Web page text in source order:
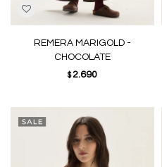
REMERA MARIGOLD -
CHOCOLATE
$2.690